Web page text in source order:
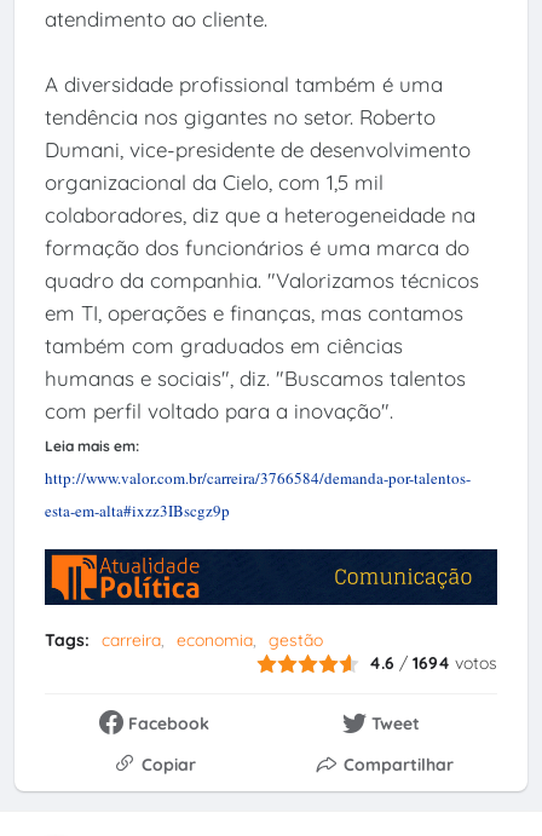
atendimento ao cliente.
A diversidade profissional também é uma
tendência nos gigantes no setor. Roberto
Dumani, vice-presidente de desenvolvimento
organizacional da Cielo, com 1,5 mil
colaboradores, diz que a heterogeneidade na
formação dos funcionários é uma marca do
quadro da companhia. "Valorizamos técnicos
em TI, operações e finanças, mas contamos
também com graduados em ciências
humanas e sociais", diz. "Buscamos talentos
com perfil voltado para a inovação".
Leia mais em:
http://www.valor.com.br/carreira/3766584/demanda-por-talentos-
esta-em-alta#ixzz3IBscgz9p
Tags: carreira economia
gestão
4.6 /1694 votos
Facebook
Tweet
Copiar
Compartilhar